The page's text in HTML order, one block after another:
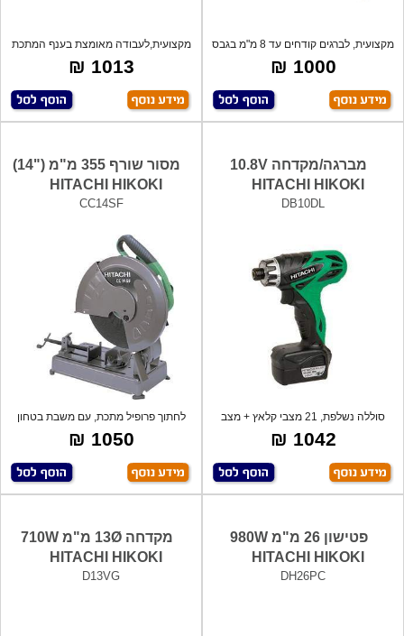
מקצועית, לברגים קודחים עד 8 מ"מ בגבס
ואי
1000 ₪
מקצועית,לעבודה מאומצת בענף המתכת
והבניין
1013 ₪
מברגה/מקדחה 10.8V
HITACHI HIKOKI
DB10DL
סוללה נשלפת, 21 מצבי קלאץ + מצב
קידוח, כ
1042 ₪
מסור שורף 355 מ"מ ("14)
HITACHI HIKOKI
CC14SF
לחתוך פרופיל מתכת, עם משבת בטחון
להפעלת
1050 ₪
פטישון 26 מ"מ 980W
HITACHI HIKOKI
DH26PC
מקדחה 13Ø מ"מ 710W
HITACHI HIKOKI
D13VG